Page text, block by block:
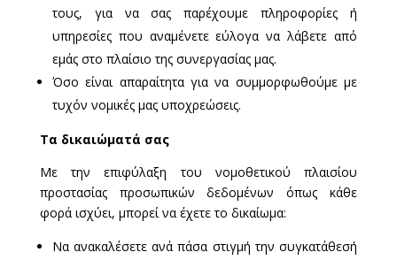
τους, για να σας παρέχουμε πληροφορίες ή
υπηρεσίες που αναμένετε εύλογα να λάβετε από
εμάς στο πλαίσιο της συνεργασίας μας.
Όσο είναι απαραίτητα για να συμμορφωθούμε με
τυχόν νομικές μας υποχρεώσεις.
Τα δικαιώματά σας
Με την επιφύλαξη του νομοθετικού πλαισίου
προστασίας προσωπικών δεδομένων όπως κάθε
φορά ισχύει, μπορεί να έχετε το δικαίωμα:
Να ανακαλέσετε ανά πάσα στιγμή την συγκατάθεσή